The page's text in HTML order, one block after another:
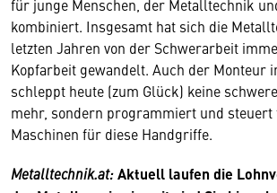
für junge Menschen, der Metalltechnik
kombiniert. Insgesamt hat sich die
letzten Jahren von der Schwerarbeit
Kopfarbeit gewandelt. Auch der Monteur
schleppt heute (zum Glück) keine
mehr, sondern programmiert und steuert
Maschinen für diese Handgriffe.
Metalltechnik.at:Aktuell laufen die